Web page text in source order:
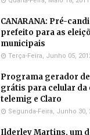
CANARANA: Pré-
prefeito para as
municipais
Terça-Feira, Junho 05,
Programa gerador
grátis para celular da
telemig e Claro
Segunda-Feira, Junho 30,
Ilderley Martins, um